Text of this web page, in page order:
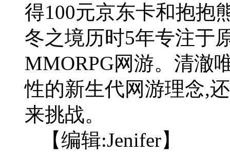
得100元京东卡和抱抱
冬之境历时5年专注于
MMORPG网游。清澈
性的新生代网游理念,
来挑战。
【编辑:Jenifer】